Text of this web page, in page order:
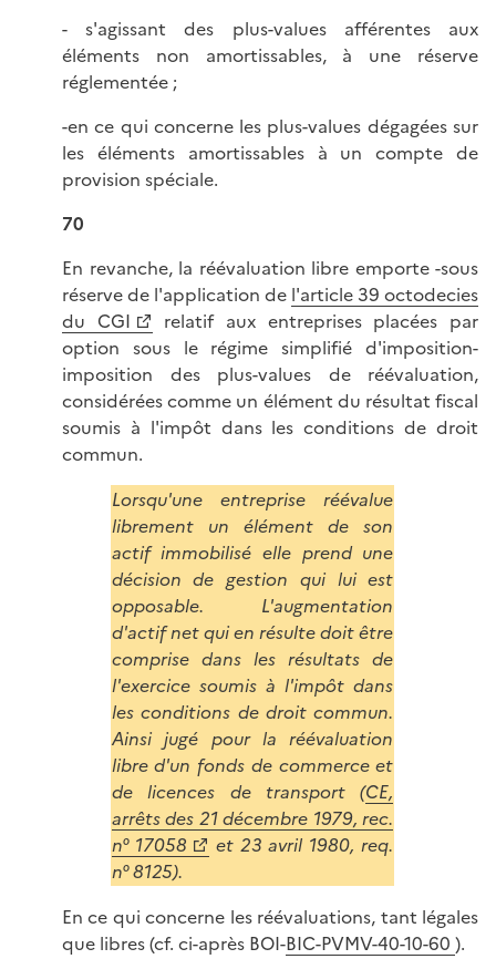
- s'agissant des plus-values afférentes aux
éléments non amortissables, à une réserve
réglementée ;
-en ce qui concerne les plus-values dégagées sur
les éléments amortissables à un compte de
provision spéciale.
70
En revanche, la réévaluation libre emporte -sous
réserve de l'application de l'article 39 octodecies
du CGI
relatif aux entreprises placées par
option sous le régime simplifié d'imposition-
imposition des plus-values de réévaluation,
considérées comme un élément du résultat fiscal
soumis à l'impôt dans les conditions de droit
commun.
Lorsqu'une entreprise réévalue
librement un élément de son
actif immobilisé elle prend une
décision de gestion qui lui est
opposable. L'augmentation
d'actif net qui en résulte doit être
comprise dans les résultats de
l'exercice soumis à l'impôt dans
les conditions de droit commun.
Ainsi jugé pour la réévaluation
libre d'un fonds de commerce et
de licences de transport (CE,
arrêts des 21 décembre 1979, rec.
n° 17058
et 23 avril 1980, req.
n° 8125).
En ce qui concerne les réévaluations, tant légales
que libres (cf. ci-après BOI-BIC-PVMV-40-10-60 ).